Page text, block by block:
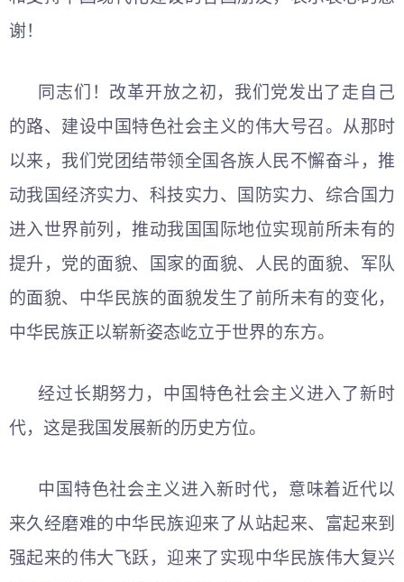
谢！
同志们！改革开放之初，我们党发出了走自己
的路、建设中国特色社会主义的伟大号召。从那时
以来，我们党团结带领全国各族人民不懈奋斗，推
动我国经济实力、科技实力、国防实力、综合国力
进入世界前列，推动我国国际地位实现前所未有的
提升，党的面貌、国家的面貌、人民的面貌、军队
的面貌、中华民族的面貌发生了前所未有的变化，
中华民族正以崭新姿态屹立于世界的东方。
经过长期努力，中国特色社会主义进入了新时
代，这是我国发展新的历史方位。
中国特色社会主义进入新时代，意味着近代以
来久经磨难的中华民族迎来了从站起来、富起来到
强起来的伟大飞跃，迎来了实现中华民族伟大复兴